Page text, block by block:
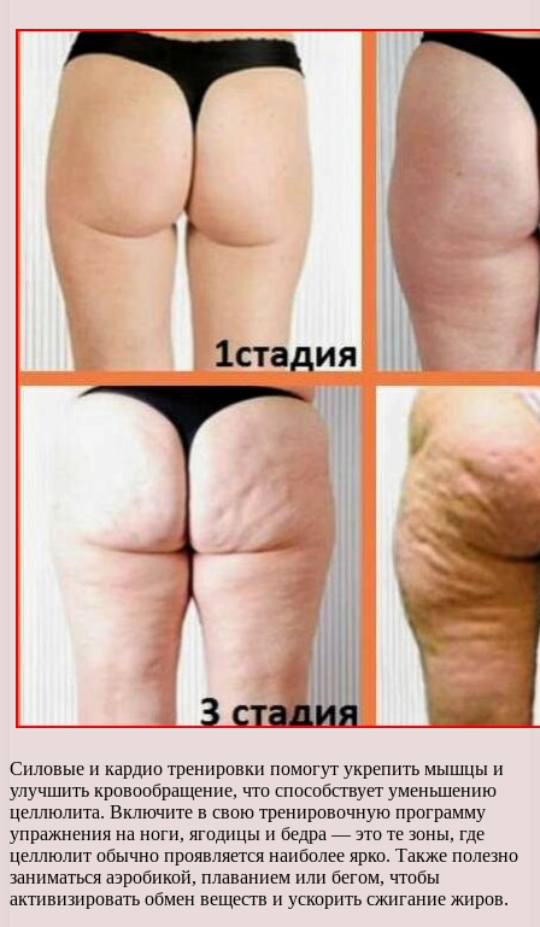
Силовые и кардио тренировки помогут укрепить мышцы и
улучшить кровообращение, что способствует уменьшению
целлюлита. Включите в свою тренировочную программу
упражнения на ноги, ягодицы и бедра — это те зоны, где
целлюлит обычно проявляется наиболее ярко. Также полезно
заниматься аэробикой, плаванием или бегом, чтобы
активизировать обмен веществ и ускорить сжигание жиров.